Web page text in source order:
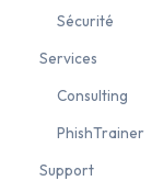
Sécurité
Services
Consulting
PhishTrainer
Support